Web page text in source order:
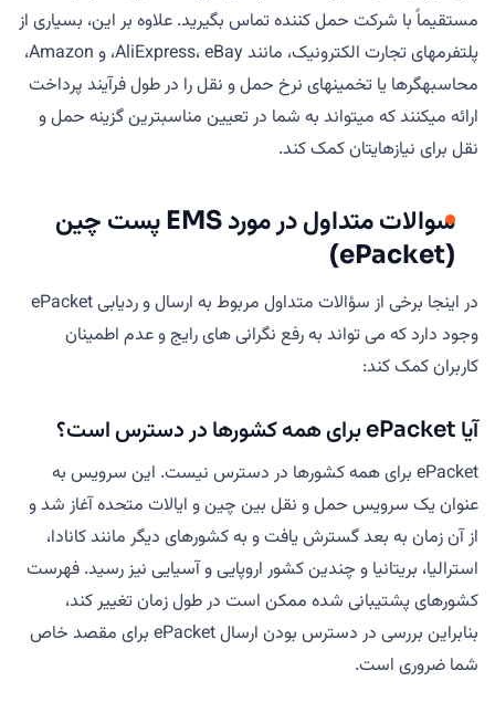
مستقیماً با شرکت حمل کننده تماس بگیرید. علاوه بر این، بسیاری از
پلتفرمهای تجارت الکترونیک، مانند AliExpress، eBay، و Amazon،
محاسبهگرها یا تخمینهای نرخ حمل و نقل را در طول فرآیند پرداخت
ارائه میکنند که میتواند به شما در تعیین مناسبترین گزینه حمل و
نقل برای نیازهایتان کمک کند.
سوالات متداول در مورد EMS پست چین
(ePacket)
در اینجا برخی از سؤالات متداول مربوط به ارسال و ردیابی ePacket
وجود دارد که می تواند به رفع نگرانی های رایج و عدم اطمینان
کاربران کمک کند:
آیا ePacket برای همه کشورها در دسترس است؟
ePacket برای همه کشورها در دسترس نیست. این سرویس به
عنوان یک سرویس حمل و نقل بین چین و ایالات متحده آغاز شد و
از آن زمان به بعد گسترش یافت و به کشورهای دیگر مانند کانادا،
استرالیا، بریتانیا و چندین کشور اروپایی و آسیایی نیز رسید. فهرست
کشورهای پشتیبانی شده ممکن است در طول زمان تغییر کند،
بنابراین بررسی در دسترس بودن ارسال ePacket برای مقصد خاص
شما ضروری است.